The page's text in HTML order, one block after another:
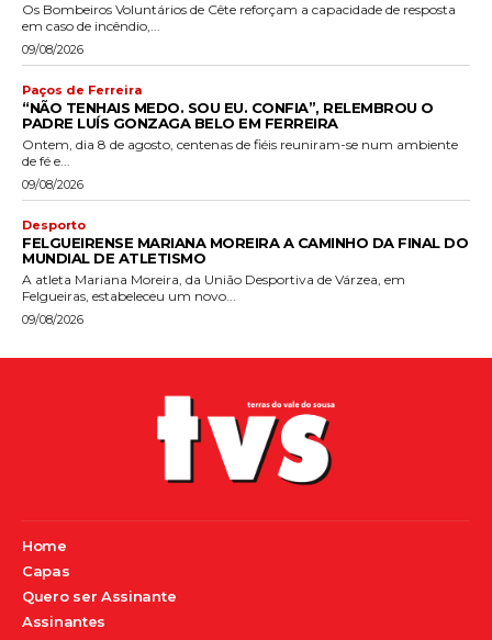
Os Bombeiros Voluntários de Cête reforçam a capacidade de resposta
em caso de incêndio,...
09/08/2026
Paços de Ferreira
“NÃO TENHAIS MEDO. SOU EU. CONFIA”, RELEMBROU O
PADRE LUÍS GONZAGA BELO EM FERREIRA
Ontem, dia 8 de agosto, centenas de fiéis reuniram-se num ambiente
de fé e...
09/08/2026
Desporto
FELGUEIRENSE MARIANA MOREIRA A CAMINHO DA FINAL DO
MUNDIAL DE ATLETISMO
A atleta Mariana Moreira, da União Desportiva de Várzea, em
Felgueiras, estabeleceu um novo...
09/08/2026
Home
Capas
Quero ser Assinante
Assinantes